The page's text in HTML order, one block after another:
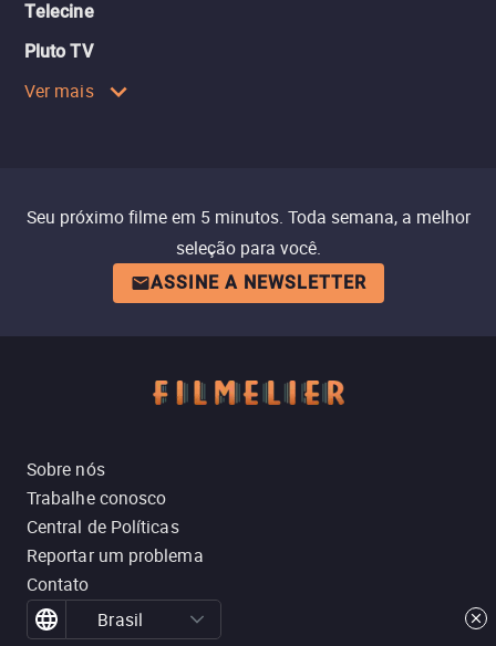
Telecine
Pluto TV
Ver mais
Seu próximo filme em 5 minutos. Toda semana, a melhor
seleção para você.
ASSINE A NEWSLETTER
Sobre nós
Trabalhe conosco
Central de Políticas
Reportar um problema
Contato
Brasil